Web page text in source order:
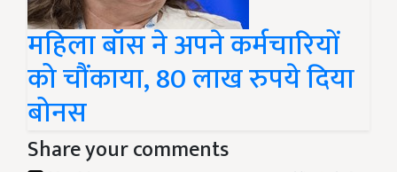
महिला बॉस ने अपने कर्मचारियों
को चौंकाया, 80 लाख रुपये दिया
बोनस
Share your comments